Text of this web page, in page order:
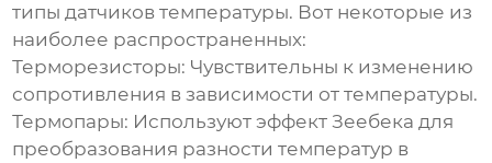
типы датчиковтемпературы. Вот некоторые из
наиболее распространенных:
Терморезисторы: Чувствительны к изменению
сопротивления в зависимости от температуры.
Термопары: Используют эффект Зеебека для
преобразования разности температур в